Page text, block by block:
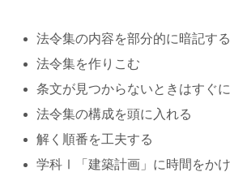
法令集の内容を部分的に暗記する
法令集を作りこむ
条文が見つからないときはすぐ
法令集の構成を頭に入れる
解く順番を工夫する
学科Ⅰ「建築計画」に時間をか